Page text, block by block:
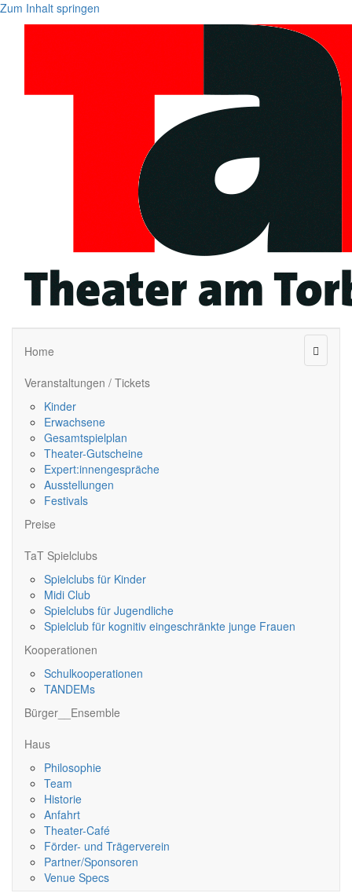
Zum Inhalt springen
Home
Veranstaltungen / Tickets
Kinder
Erwachsene
Gesamtspielplan
Theater-Gutscheine
Expert:innengespräche
Ausstellungen
Festivals
Preise
TaT Spielclubs
Spielclubs für Kinder
Midi Club
Spielclubs für Jugendliche
Spielclub für kognitiv eingeschränkte junge Frauen
Kooperationen
Schulkooperationen
TANDEMs
Bürger__Ensemble
Haus
Philosophie
Team
Historie
Anfahrt
Theater-Café
Förder- und Trägerverein
Partner/Sponsoren
Venue Specs